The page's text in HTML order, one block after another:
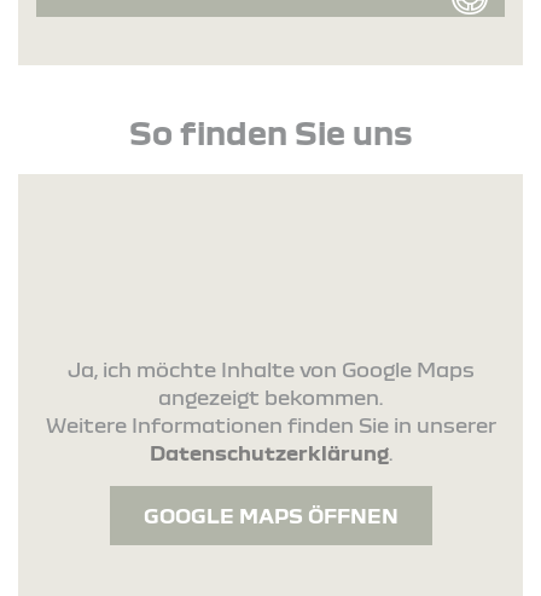
So finden Sie uns
Ja, ich möchte Inhalte von Google Maps
angezeigt bekommen.
Weitere Informationen finden Sie in unserer
Datenschutzerklärung.
GOOGLE MAPS ÖFFNEN